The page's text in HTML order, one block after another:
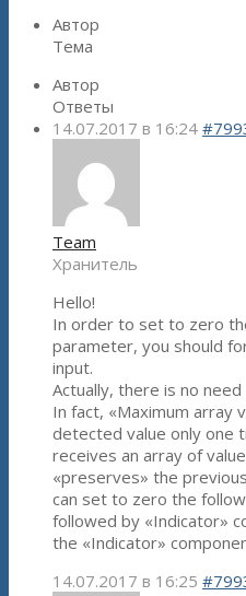
Автор
Тема
Автор
Ответы
14.07.2017 в 16:24
Team
Хранитель
Hello!
In order to set to zero
parameter, you should
input.
Actually, there is no
In fact, «Maximum array
detected value only one
receives an array of
«preserves» the
can set to zero the
followed by «Indicator»
the «Indicator»
14.07.2017 в 16:25